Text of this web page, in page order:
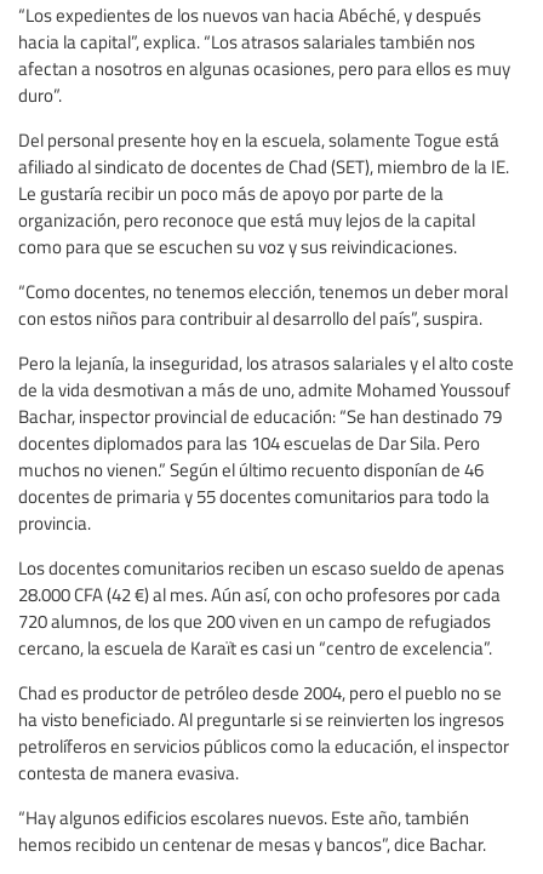
“Los expedientes de los nuevos van hacia Abéché, y después
hacia la capital”, explica. “Los atrasos salariales también nos
afectan a nosotros en algunas ocasiones, pero para ellos es muy
duro”.
Del personal presente hoy en la escuela, solamente Togue está
afiliado al sindicato de docentes de Chad (SET), miembro de la IE.
Le gustaría recibir un poco más de apoyo por parte de la
organización, pero reconoce que está muy lejos de la capital
como para que se escuchen su voz y sus reivindicaciones.
“Como docentes, no tenemos elección, tenemos un deber moral
con estos niños para contribuir al desarrollo del país”, suspira.
Pero la lejanía, la inseguridad, los atrasos salariales y el alto coste
de la vida desmotivan a más de uno, admite Mohamed Youssouf
Bachar, inspector provincial de educación: “Se han destinado 79
docentes diplomados para las 104 escuelas de Dar Sila. Pero
muchos no vienen.” Según el último recuento disponían de 46
docentes de primaria y 55 docentes comunitarios para todo la
provincia.
Los docentes comunitarios reciben un escaso sueldo de apenas
28.000 CFA (42 €) al mes. Aún así, con ocho profesores por cada
720 alumnos, de los que 200 viven en un campo de refugiados
cercano, la escuela de Karaït es casi un “centro de excelencia”.
Chad es productor de petróleo desde 2004, pero el pueblo no se
ha visto beneficiado. Al preguntarle si se reinvierten los ingresos
petrolíferos en servicios públicos como la educación, el inspector
contesta de manera evasiva.
“Hay algunos edificios escolares nuevos. Este año, también
hemos recibido un centenar de mesas y bancos”, dice Bachar.